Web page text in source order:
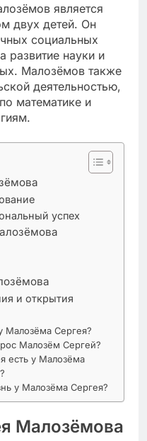
является
двух детей. Он
социальных
развитие науки и
Малозёмов также
деятельностью,
математике и
успех
и открытия
Малозёма Сергея?
Малозём Сергей?
есть у Малозёма
у Малозёма Сергея?
Малозёмова